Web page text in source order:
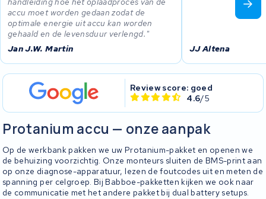
accu moet worden gedaan zodat de
optimale energie uit accu kan worden
gehaald en de levensduur verlengd.
Jan J.W. Martin
JJ Altena
Review score: goed
4.6/5
Protanium accu — onze aanpak
Op de werkbank pakken we uw Protanium-pakket en openen we
de behuizing voorzichtig. Onze monteurs sluiten de BMS-print aan
op onze diagnose-apparatuur, lezen de foutcodes uit en meten de
spanning per celgroep. Bij Babboe-pakketten kijken we ook naar
de communicatie met het andere pakket bij dual battery setups.